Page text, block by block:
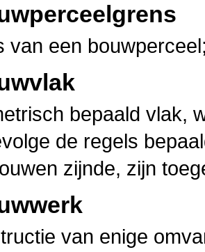
van een
bepaald vlak,
de regels
zijnde, zijn
van enige